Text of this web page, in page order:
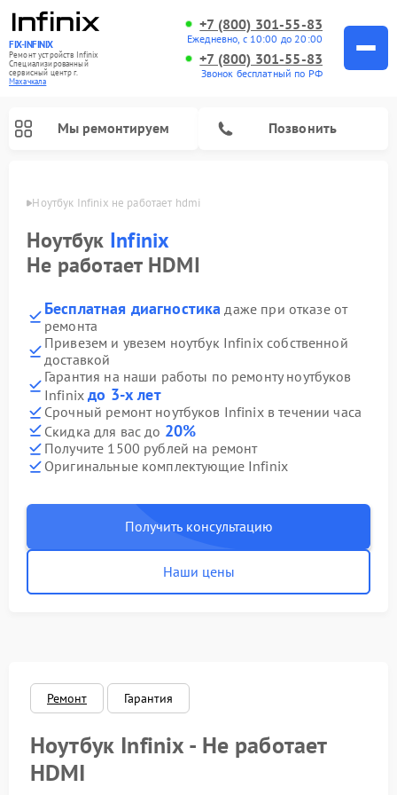
FIX-INFINIX
Ремонт устройств Infinix
Специализированный
cервисный центр г.
Махачкала
+7 (800) 301-55-83
Ежедневно, с 10:00 до 20:00
+7 (800) 301-55-83
Звонок бесплатный по РФ
Мы ремонтируем Позвонить
Ноутбук Infinix не работает hdmi
Ноутбук Infinix
Не работает HDMI
Бесплатная диагностика даже при отказе от
ремонта
Привезем и увезем ноутбук Infinix собственной
доставкой
Гарантия на наши работы по ремонту ноутбуков
Infinixдо 3-х лет
Срочный ремонт ноутбуков Infinix в течении часа
Скидка для вас до 20%
Получите 1500 рублей на ремонт
Оригинальные комплектующие Infinix
Получить консультацию
Наши цены
Ремонт Гарантия
Ноутбук Infinix - Не работает
HDMI